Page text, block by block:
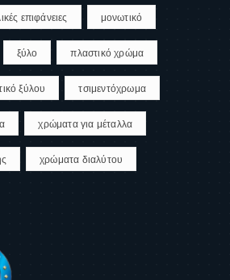
επιφάνειες μονωτικό
ξύλο πλαστικό χρώμα
ξύλου τσιμεντόχρωμα
χρώματα για μέταλλα
χρώματα διαλύτου